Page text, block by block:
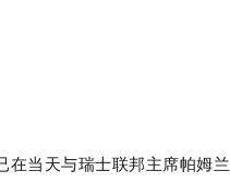
当天与瑞士联邦主席帕姆兰